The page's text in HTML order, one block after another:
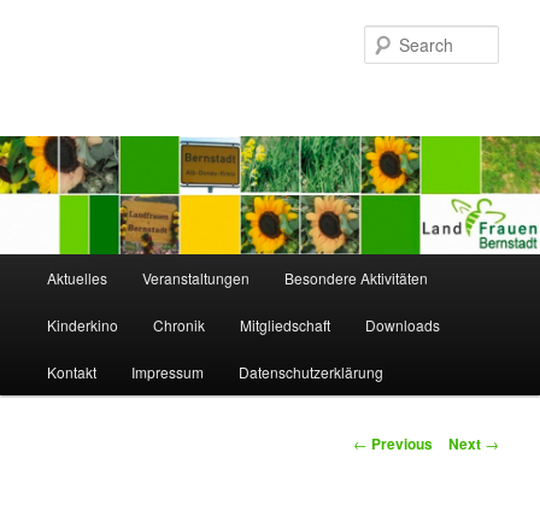
Skip
to
primary
Aktuelles Veranstaltungen Besondere Aktivitäten
Kinderkino Chronik Mitgliedschaft Downloads
Kontakt Impressum Datenschutzerklärung
Post
← Previous Next →